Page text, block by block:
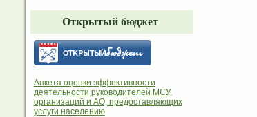
Открытый бюджет
Анкета оценки эффективности
деятельности руководителей МСУ,
организаций и АО, предоставляющих
услуги населению